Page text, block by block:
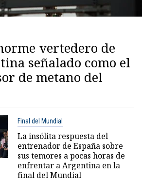
vertedero de
señalado como el
de metano del
Final del Mundial
La insólita respuesta del
entrenador de España sobre
sus temores a pocas horas de
enfrentar a Argentina en la
final del Mundial